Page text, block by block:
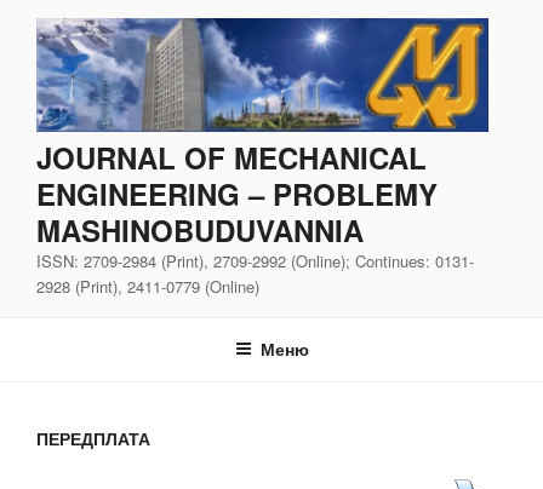
Перейти
вмісту
JOURNAL OF MECHANICAL
ENGINEERING – PROBLEMY
MASHINOBUDUVANNIA
ISSN: 2709-2984 (Print), 2709-2992 (Online); Continues: 0131-
2928 (Print), 2411-0779 (Online)
Меню
ПЕРЕДПЛАТА